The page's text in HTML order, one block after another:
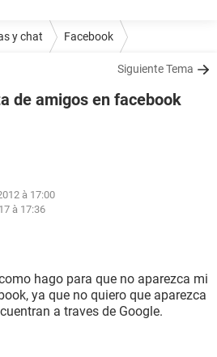
y chat Facebook
Siguiente Tema
de amigos en facebook
à 17:00
à 17:36
hago para que no aparezca mi
ya que no quiero que aparezca
a traves de Google.